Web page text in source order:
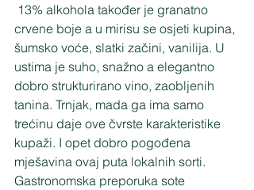
13% alkohola također je granatno
crvene boje a u mirisu se osjeti kupina,
šumsko voće, slatki začini, vanilija. U
ustima je suho, snažno a elegantno
dobro strukturirano vino, zaobljenih
tanina. Trnjak, mada ga ima samo
trećinu daje ove čvrste karakteristike
kupaži. I opet dobro pogođena
mješavina ovaj puta lokalnih sorti.
Gastronomska preporuka sote